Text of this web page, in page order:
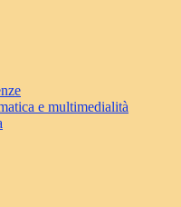
e multimedialità